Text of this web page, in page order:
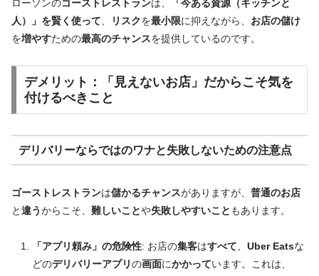
ローソンのゴーストレストランは、
「今ある資源（キッチンと
人）」を賢く使って
リスクを最小限に抑えながら、 お店の儲け
を増やすための最高のチャンスを提供しているのです。
デメリット：
「見えないお店」だからこそ気を
付けるべき こと
デリバリーならではのワナと失敗しないための注意点
ゴーストレストランは儲かるチャンスがありますが、 普通のお店
と違うからこそ、 難しいことや失敗しやすいこと もあります。
「アプリ頼み」の危険性: お店の集客はすべて、 Uber Eatsな
どのデリバリーアプリの画面にかかっています。これは、